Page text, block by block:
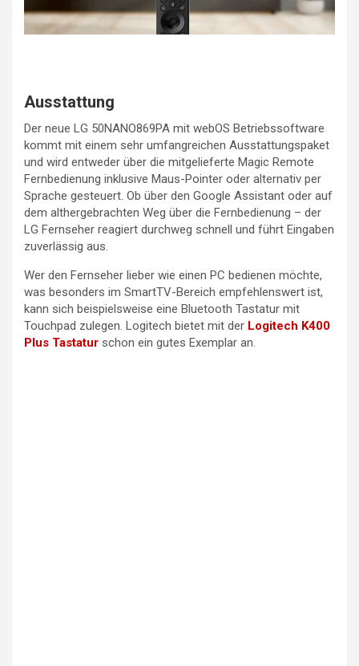
Ausstattung
Der neue LG 50NANO869PA mit webOS Betriebssoftware
kommt mit einem sehr umfangreichen Ausstattungspaket
und wird entweder über die mitgelieferte Magic Remote
Fernbedienung inklusive Maus-Pointer oder alternativ per
Sprache gesteuert. Ob über den Google Assistant oder auf
dem althergebrachten Weg über die Fernbedienung – der
LG Fernseher reagiert durchweg schnell und führt Eingaben
zuverlässig aus.
Wer den Fernseher lieber wie einen PC bedienen möchte,
was besonders im SmartTV-Bereich empfehlenswert ist,
kann sich beispielsweise eine Bluetooth Tastatur mit
Touchpad zulegen. Logitech bietet mit der Logitech K400
Plus Tastatur schon ein gutes Exemplar an.